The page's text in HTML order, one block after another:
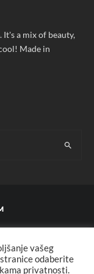
It's a mix of beauty,
Made in
KONTAKT
vašeg
odaberite
privatnosti.